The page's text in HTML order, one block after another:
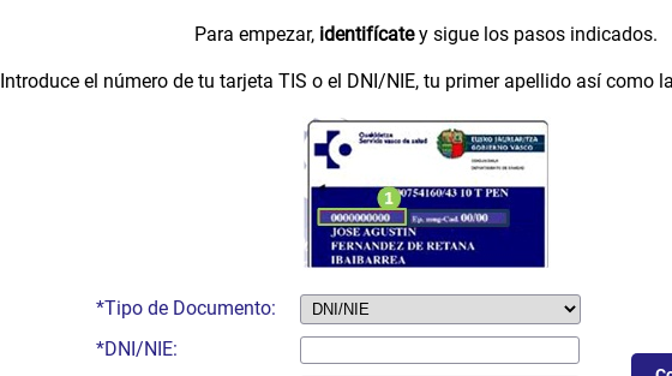
Para empezar, identifícatey sigue los pasos indicados.
Introduce el número de tu tarjeta TIS o el DNI/NIE, tu primer apellido así como
*Tipo de Documento:
*DNI/NIE: